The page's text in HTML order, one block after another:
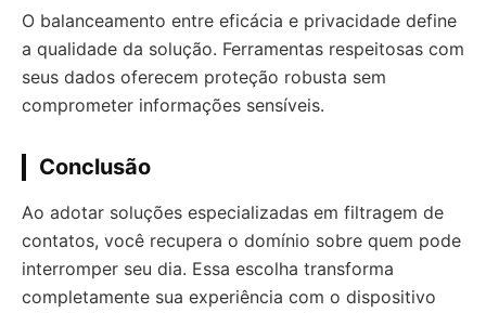
O balanceamento entre eficácia e privacidade define
a qualidade da solução. Ferramentas respeitosas com
seus dados oferecem proteção robusta sem
comprometer informações sensíveis.
Conclusão
Ao adotar soluções especializadas em filtragem de
contatos, você recupera o domínio sobre quem pode
interromper seu dia. Essa escolha transforma
completamente sua experiência com o dispositivo